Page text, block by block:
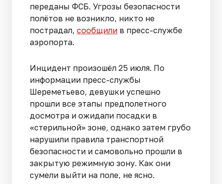
переданы ФСБ. Угрозы безопасности
полётов не возникло, никто не
пострадал, сообщили в пресс-службе
аэропорта.
Инцидент произошёл 25 июля. По
информации пресс-службы
Шереметьево, девушки успешно
прошли все этапы предполетного
досмотра и ожидали посадки в
«стерильной» зоне, однако затем грубо
нарушили правила транспортной
безопасности и самовольно прошли в
закрытую режимную зону. Как они
сумели выйти на поле, не ясно.